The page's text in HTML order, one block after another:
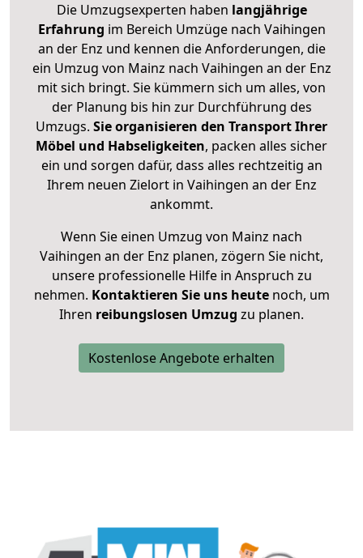
Die Umzugsexperten haben langjährige
Erfahrung im Bereich Umzüge nach Vaihingen
an der Enz und kennen die Anforderungen, die
ein Umzug von Mainz nach Vaihingen an der Enz
mit sich bringt. Sie kümmern sich um alles, von
der Planung bis hin zur Durchführung des
Umzugs. Sie organisieren den Transport Ihrer
Möbel und Habseligkeiten, packen alles sicher
ein und sorgen dafür, dass alles rechtzeitig an
Ihrem neuen Zielort in Vaihingen an der Enz
ankommt.
Wenn Sie einen Umzug von Mainz nach
Vaihingen an der Enz planen, zögern Sie nicht,
unsere professionelle Hilfe in Anspruch zu
nehmen. Kontaktieren Sie uns heutenoch, um
Ihren reibungslosen Umzug zu planen.
Kostenlose Angebote erhalten